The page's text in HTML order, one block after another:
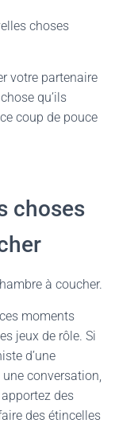
choses
votre partenaire
qu’ils
coup de pouce
choses
à coucher.
moments
jeux de rôle. Si
d’une
conversation,
des
des étincelles